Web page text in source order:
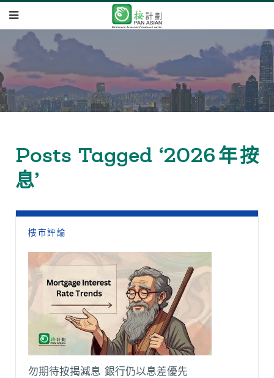
Posts Tagged ‘2026年按
息’
樓市評論
勿期待按揭減息 銀行仍以息差優先